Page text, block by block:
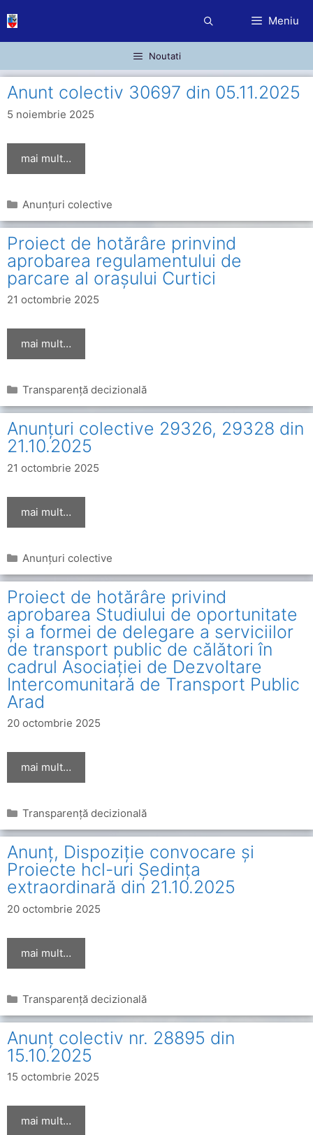
conținut
Meniu
Noutati
Anunt colectiv 30697 din 05.11.2025
5 noiembrie 2025
mai mult…
Categorii
Anunțuri colective
Proiect de hotărâre prinvind
aprobarea regulamentului de
parcare al orașului Curtici
21 octombrie 2025
mai mult…
Categorii
Transparență decizională
Anunțuri colective 29326, 29328 din
21.10.2025
21 octombrie 2025
mai mult…
Categorii
Anunțuri colective
Proiect de hotărâre privind
aprobarea Studiului de oportunitate
și a formei de delegare a serviciilor
de transport public de călători în
cadrul Asociației de Dezvoltare
Intercomunitară de Transport Public
Arad
20 octombrie 2025
mai mult…
Categorii
Transparență decizională
Anunț, Dispoziție convocare și
Proiecte hcl-uri Ședința
extraordinară din 21.10.2025
20 octombrie 2025
mai mult…
Categorii
Transparență decizională
Anunț colectiv nr. 28895 din
15.10.2025
15 octombrie 2025
mai mult…